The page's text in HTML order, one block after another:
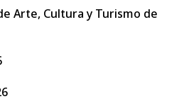
Arte, Cultura y Turismo de